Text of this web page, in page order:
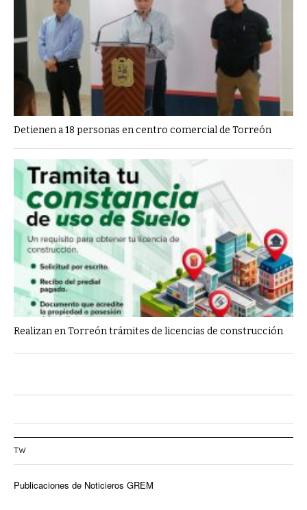
Detienen a 18 personas en centro comercial de Torreón
Realizan en Torreón trámites de licencias de construcción
TW
Publicaciones de Noticieros GREM